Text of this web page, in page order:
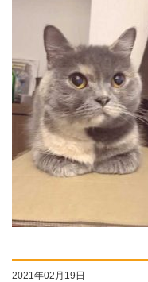
2021年02月19日